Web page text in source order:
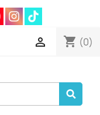
shopping_cart (0)
